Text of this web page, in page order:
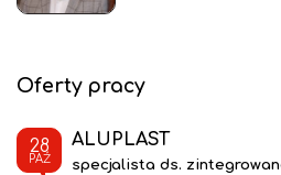
Oferty pracy
28
PAŹ
ALUPLAST
specjalista ds.